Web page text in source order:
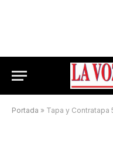
Portada » Tapa y